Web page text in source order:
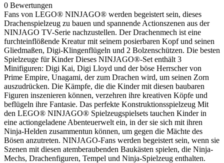
0 Bewertungen
Fans von LEGO® NINJAGO® werden begeistert sein, dieses
Drachenspielzeug zu bauen und spannende Actionszenen aus der
NINJAGO TV-Serie nachzustellen. Der Drachenmech ist eine
furchteinflößende Kreatur mit seinem posierbaren Kopf und seinen
Gliedmaßen, Digi-Klingenflügeln und 2 Bolzenschützen. Die besten
Spielzeuge für Kinder Dieses NINJAGO®-Set enthält 3
Minifiguren: Digi Kai, Digi Lloyd und der böse Herrscher von
Prime Empire, Unagami, der zum Drachen wird, um seinen Zorn
auszudrücken. Die Kämpfe, die die Kinder mit diesen baubaren
Figuren inszenieren können, verzehren ihre kreativen Köpfe und
beflügeln ihre Fantasie. Das perfekte Konstruktionsspielzeug Mit
den LEGO® NINJAGO® Spielzeugspielsets tauchen Kinder in
eine actiongeladene Abenteuerwelt ein, in der sie sich mit ihren
Ninja-Helden zusammentun können, um gegen die Mächte des
Bösen anzutreten. NINJAGO-Fans werden begeistert sein, wenn sie
Szenen mit diesen atemberaubenden Baukästen spielen, die Ninja-
Mechs, Drachenfiguren, Tempel und Ninja-Spielzeug enthalten.